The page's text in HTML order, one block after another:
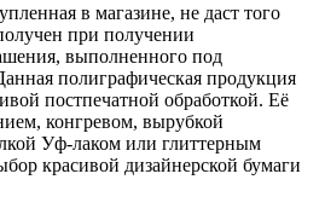
в магазине, не даст того
при получении
выполненного под
полиграфическая продукция
постпечатной обработкой. Её
конгревом, вырубкой
Уф-лаком или глиттерным
красивой дизайнерской бумаги